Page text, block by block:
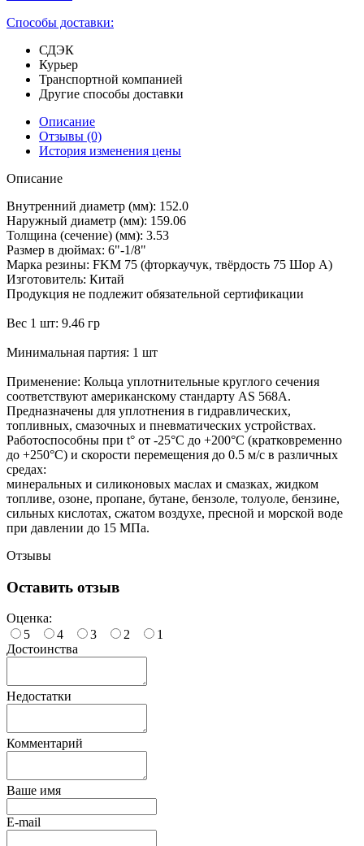
Способы доставки:
СДЭК
Курьер
Транспортной компанией
Другие способы доставки
Описание
Отзывы (0)
История изменения цены
Описание
Внутренний диаметр (мм): 152.0
Наружный диаметр (мм): 159.06
Толщина (сечение) (мм): 3.53
Размер в дюймах: 6"-1/8"
Марка резины: FKM 75 (фторкаучук, твёрдость 75 Шор А)
Изготовитель: Китай
Продукция не подлежит обязательной сертификации
Вес 1 шт: 9.46 гр
Минимальная партия: 1 шт
Применение: Кольца уплотнительные круглого сечения
соответствуют американскому стандарту AS 568A.
Предназначены для уплотнения в гидравлических,
топливных, смазочных и пневматических устройствах.
Работоспособны при t° от -25°С до +200°С (кратковременно
до +250°С) и скорости перемещения до 0.5 м/с в различных
средах:
минеральных и силиконовых маслах и смазках, жидком
топливе, озоне, пропане, бутане, бензоле, толуоле, бензине,
сильных кислотах, сжатом воздухе, пресной и морской воде
при давлении до 15 МПа.
Отзывы
Оставить отзыв
Оценка:
5
4 3 2
1
Достоинства
Недостатки
Комментарий
Ваше имя
E-mail